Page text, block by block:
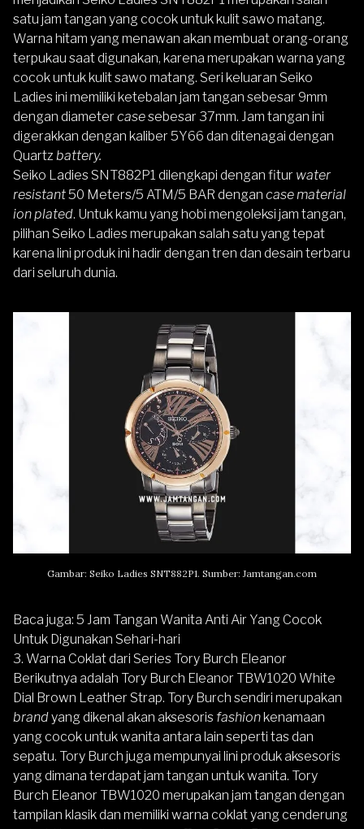
satu jam tangan yang cocok untuk kulit sawo matang.
Warna hitam yang menawan akan membuat orang-orang
terpukau saat digunakan, karena merupakan warna yang
cocok untuk kulit sawo matang. Seri keluaran Seiko
Ladies ini memiliki ketebalan jam tangan sebesar 9mm
dengan diameter casesebesar 37mm. Jam tangan ini
digerakkan dengan kaliber 5Y66 dan ditenagai dengan
Quartz battery.
Seiko Ladies SNT882P1 dilengkapi dengan fitur water
resistant50 Meters/5 ATM/5 BAR dengan case material
ion plated. Untuk kamu yang hobi mengoleksi jam tangan,
pilihan Seiko Ladies merupakan salah satu yang tepat
karena lini produk ini hadir dengan tren dan desain terbaru
dari seluruh dunia.
Gambar: Seiko Ladies SNT882P1. Sumber: Jamtangan.com
Baca juga: 5 Jam Tangan Wanita Anti Air Yang Cocok
Untuk Digunakan Sehari-hari
3. Warna Coklat dari Series Tory Burch Eleanor
Berikutnya adalah Tory Burch Eleanor TBW1020 White
Dial Brown Leather Strap. Tory Burch sendiri merupakan
brandyang dikenal akan aksesoris fashionkenamaan
yang cocok untuk wanita antara lain seperti tas dan
sepatu. Tory Burch juga mempunyai lini produk aksesoris
yang dimana terdapat jam tangan untuk wanita. Tory
Burch Eleanor TBW1020 merupakan jam tangan dengan
tampilan klasik dan memiliki warna coklat yang cenderung